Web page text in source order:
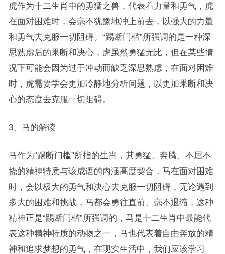
虎作为十二生肖中的勇猛之兽，代表着力量和勇气，虎
在面对困难时，会毫不犹豫地冲上前去，以强大的力量
和勇气去克服一切阻碍。“踢断门槛”所强调的是一种深
思熟虑后的果断和决心，虎虽然勇猛无比，但在某些情
况下可能会因为过于冲动而缺乏深思熟虑，在面对困难
时，虎需要学会更加冷静地分析问题，以更加果断和决
心的态度去克服一切阻碍。
3、马的解读
马作为“踢断门槛”所指的生肖，其勇猛、奔腾、不屈不
挠的精神特质与该成语的内涵高度契合，马在面对困难
时，会以极大的勇气和决心去克服一切阻碍，无论遇到
多大的困难和挑战，马都会勇往直前、毫不退缩，这种
精神正是“踢断门槛”所强调的，马是十二生肖中最能代
表这种精神特质的动物之一，马也代表着自由奔放的精
神和追求梦想的勇气，在现实生活中，我们应该学习